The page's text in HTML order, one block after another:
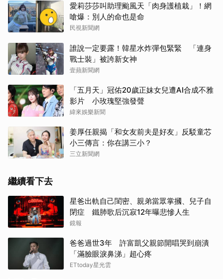
愛莉莎莎叫助理颱風天「肉身護植栽」！網
嗆爆：別人的命也是命
民視新聞網
誰說一定要露！韓星水炸彈包緊緊 「連身
戰士裝」被誇新女神
壹蘋新聞網
「五月天」冠佑20歲正妹女兒遭AI合成不雅
影片 小玫瑰堅強發聲
緯來娛樂新聞
姜厚任親揭「和女友前夫是好友」反駁童芯
小三傳言：你在講三小？
三立新聞網
繼續看下去
星爸出軌自己閨密、親弟當眾掌摑、兒子自
閉症 鐵肺歌后沉寂12年曝悲慘人生
鏡報
爸爸過世3年 許富凱父親節開唱哭到崩潰
「滿臉眼淚鼻涕」超心疼
ETtoday星光雲